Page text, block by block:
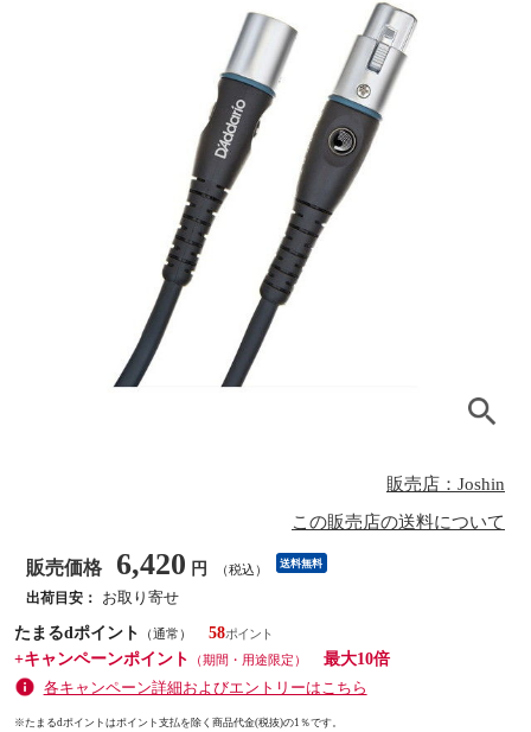
販売店：Joshin
この販売店の送料について
販売価格 6,420 円 （税込） 送料無料
出荷目安：
お取り寄せ
たまるdポイント
（通常）
58
+キャンペーンポイント
（期間・用途限定）
最大10倍
各キャンペーン詳細およびエントリーはこちら
※たまるdポイントはポイント支払を除く商品代金(税抜)の1％です。